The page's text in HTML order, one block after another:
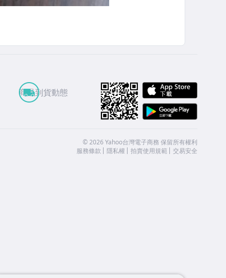
商品到貨動態
©2026 Yahoo台灣電子商務 保留所有權利
服務條款
隱私權 拍賣使用規範 交易安全